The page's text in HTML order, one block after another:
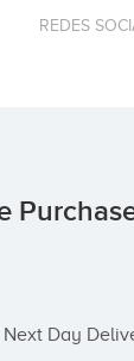
REDES
Day